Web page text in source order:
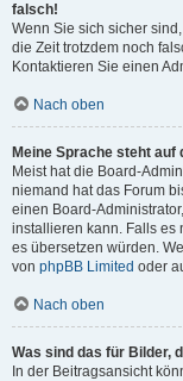
falsch!
Wenn Sie sich sicher
die Zeit trotzdem noch
Kontaktieren Sie einen
Nach oben
Meine Sprache steht
Meist hat die Board-
niemand hat das Forum
einen Board-
installieren kann. Falls es
es übersetzen würden.
von phpBB Limited oder
Nach oben
Was sind das für Bilder,
In der Beitragsansicht